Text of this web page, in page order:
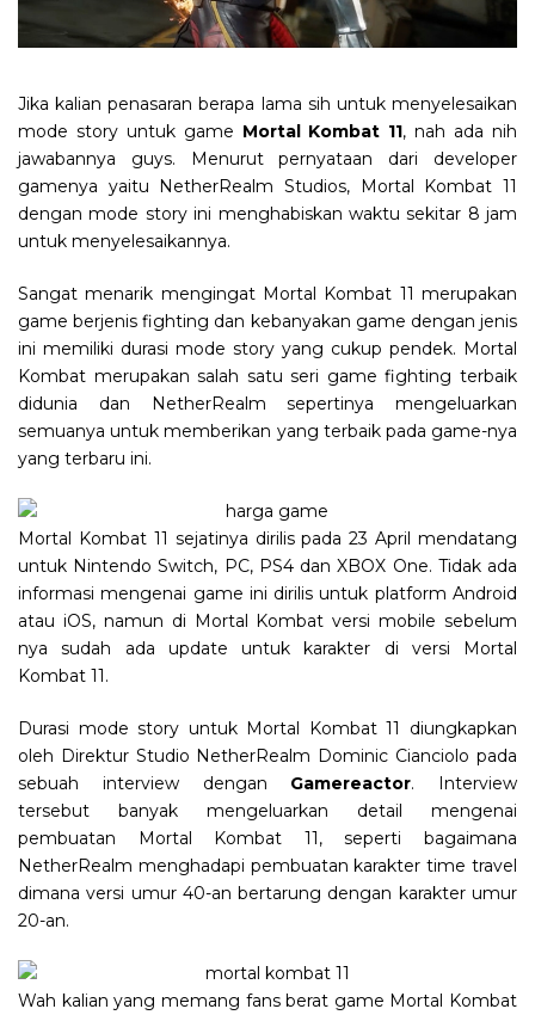
Jika kalian penasaran berapa lama sih untuk menyelesaikan
mode story untuk game Mortal Kombat 11, nah ada nih
jawabannya guys. Menurut pernyataan dari developer
gamenya yaitu NetherRealm Studios, Mortal Kombat 11
dengan mode story ini menghabiskan waktu sekitar 8 jam
untuk menyelesaikannya.
Sangat menarik mengingat Mortal Kombat 11 merupakan
game berjenis fighting dan kebanyakan game dengan jenis
ini memiliki durasi mode story yang cukup pendek. Mortal
Kombat merupakan salah satu seri game fighting terbaik
didunia dan NetherRealm sepertinya mengeluarkan
semuanya untuk memberikan yang terbaik pada game-nya
yang terbaru ini.
Mortal Kombat 11 sejatinya dirilis pada 23 April mendatang
untuk Nintendo Switch, PC, PS4 dan XBOX One. Tidak ada
informasi mengenai game ini dirilis untuk platform Android
atau iOS, namun di Mortal Kombat versi mobile sebelum
nya sudah ada update untuk karakter di versi Mortal
Kombat 11.
Durasi mode story untuk Mortal Kombat 11 diungkapkan
oleh Direktur Studio NetherRealm Dominic Cianciolo pada
sebuah interview dengan Gamereactor. Interview
tersebut banyak mengeluarkan detail mengenai
pembuatan Mortal Kombat 11, seperti bagaimana
NetherRealm menghadapi pembuatan karakter time travel
dimana versi umur 40-an bertarung dengan karakter umur
20-an.
Wah kalian yang memang fans berat game Mortal Kombat